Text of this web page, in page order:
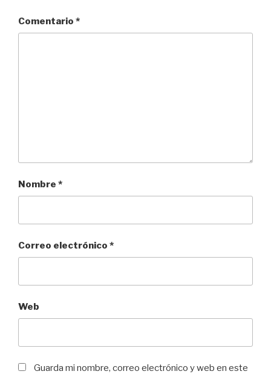
Comentario *
Nombre *
Correo electrónico *
Web
Guarda mi nombre, correo electrónico y web en este